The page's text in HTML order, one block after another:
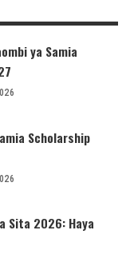
ya Samia
Scholarship
Sita 2026: Haya